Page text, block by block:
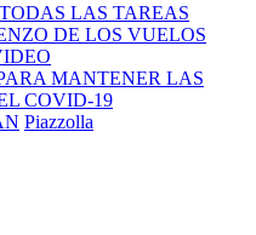
LAS TAREAS
DE LOS VUELOS
MANTENER LAS
COVID-19
Piazzolla